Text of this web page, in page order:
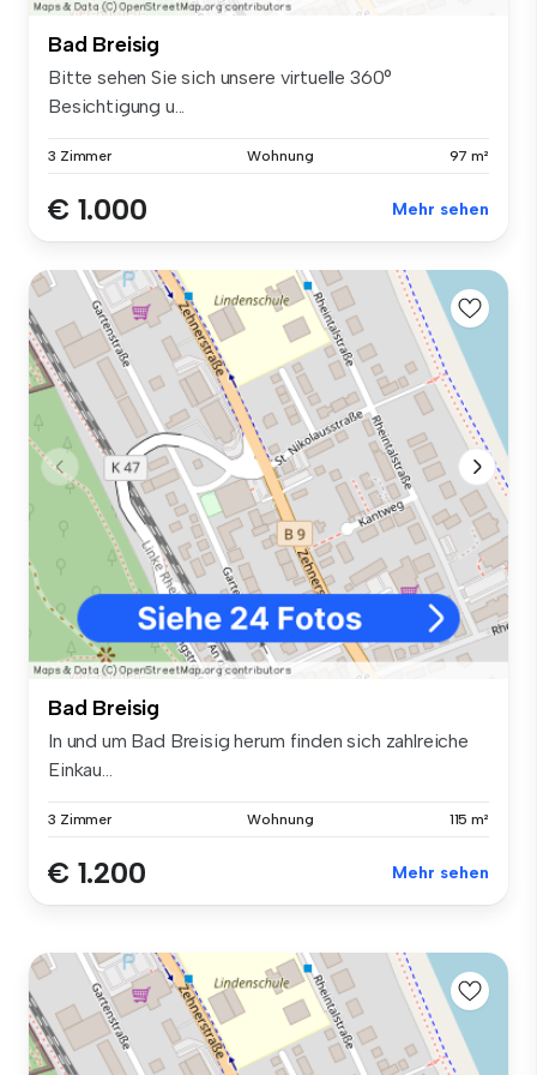
Bad Breisig
Bitte sehen Sie sich unsere virtuelle 360°
Besichtigung u...
3 Zimmer Wohnung 97 m²
€ 1.000 Mehr sehen
Bad Breisig
In und um Bad Breisig herum finden sich zahlreiche
Einkau...
3 Zimmer Wohnung 115 m²
€ 1.200 Mehr sehen